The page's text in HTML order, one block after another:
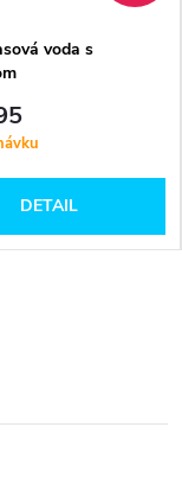
voda s
DETAIL